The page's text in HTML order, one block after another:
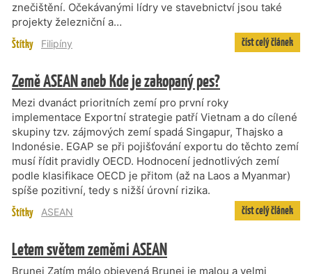
znečištění. Očekávanými lídry ve stavebnictví jsou také
projekty železniční a…
Štítky Filipíny číst celý článek
Země ASEAN aneb Kde je zakopaný pes?
Mezi dvanáct prioritních zemí pro první roky
implementace Exportní strategie patří Vietnam a do cílené
skupiny tzv. zájmových zemí spadá Singapur, Thajsko a
Indonésie. EGAP se při pojišťování exportu do těchto zemí
musí řídit pravidly OECD. Hodnocení jednotlivých zemí
podle klasifikace OECD je přitom (až na Laos a Myanmar)
spíše pozitivní, tedy s nižší úrovní rizika.
Štítky ASEAN číst celý článek
Letem světem zeměmi ASEAN
Brunej Zatím málo objevená Brunej je malou a velmi